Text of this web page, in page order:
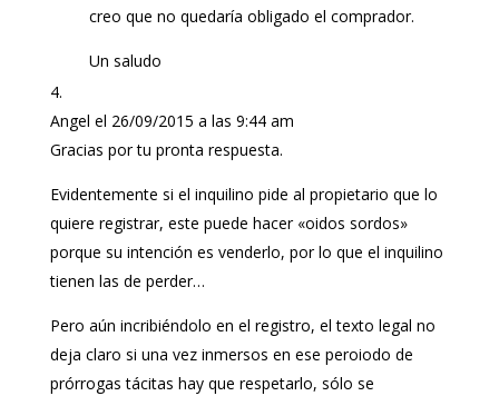
creo que no quedaría obligado el comprador.
Un saludo
Angel el 26/09/2015 a las 9:44 am
Gracias por tu pronta respuesta.
Evidentemente si el inquilino pide al propietario que lo
quiere registrar, este puede hacer «oidos sordos»
porque su intención es venderlo, por lo que el inquilino
tienen las de perder…
Pero aún incribiéndolo en el registro, el texto legal no
deja claro si una vez inmersos en ese peroiodo de
prórrogas tácitas hay que respetarlo, sólo se